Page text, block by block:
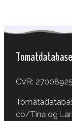
CVR: 27008925
co/Tina og